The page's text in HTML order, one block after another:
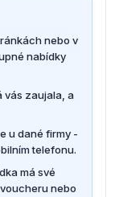
nebo v
nabídky
vás zaujala, a
u dané firmy -
telefonu.
má své
nebo